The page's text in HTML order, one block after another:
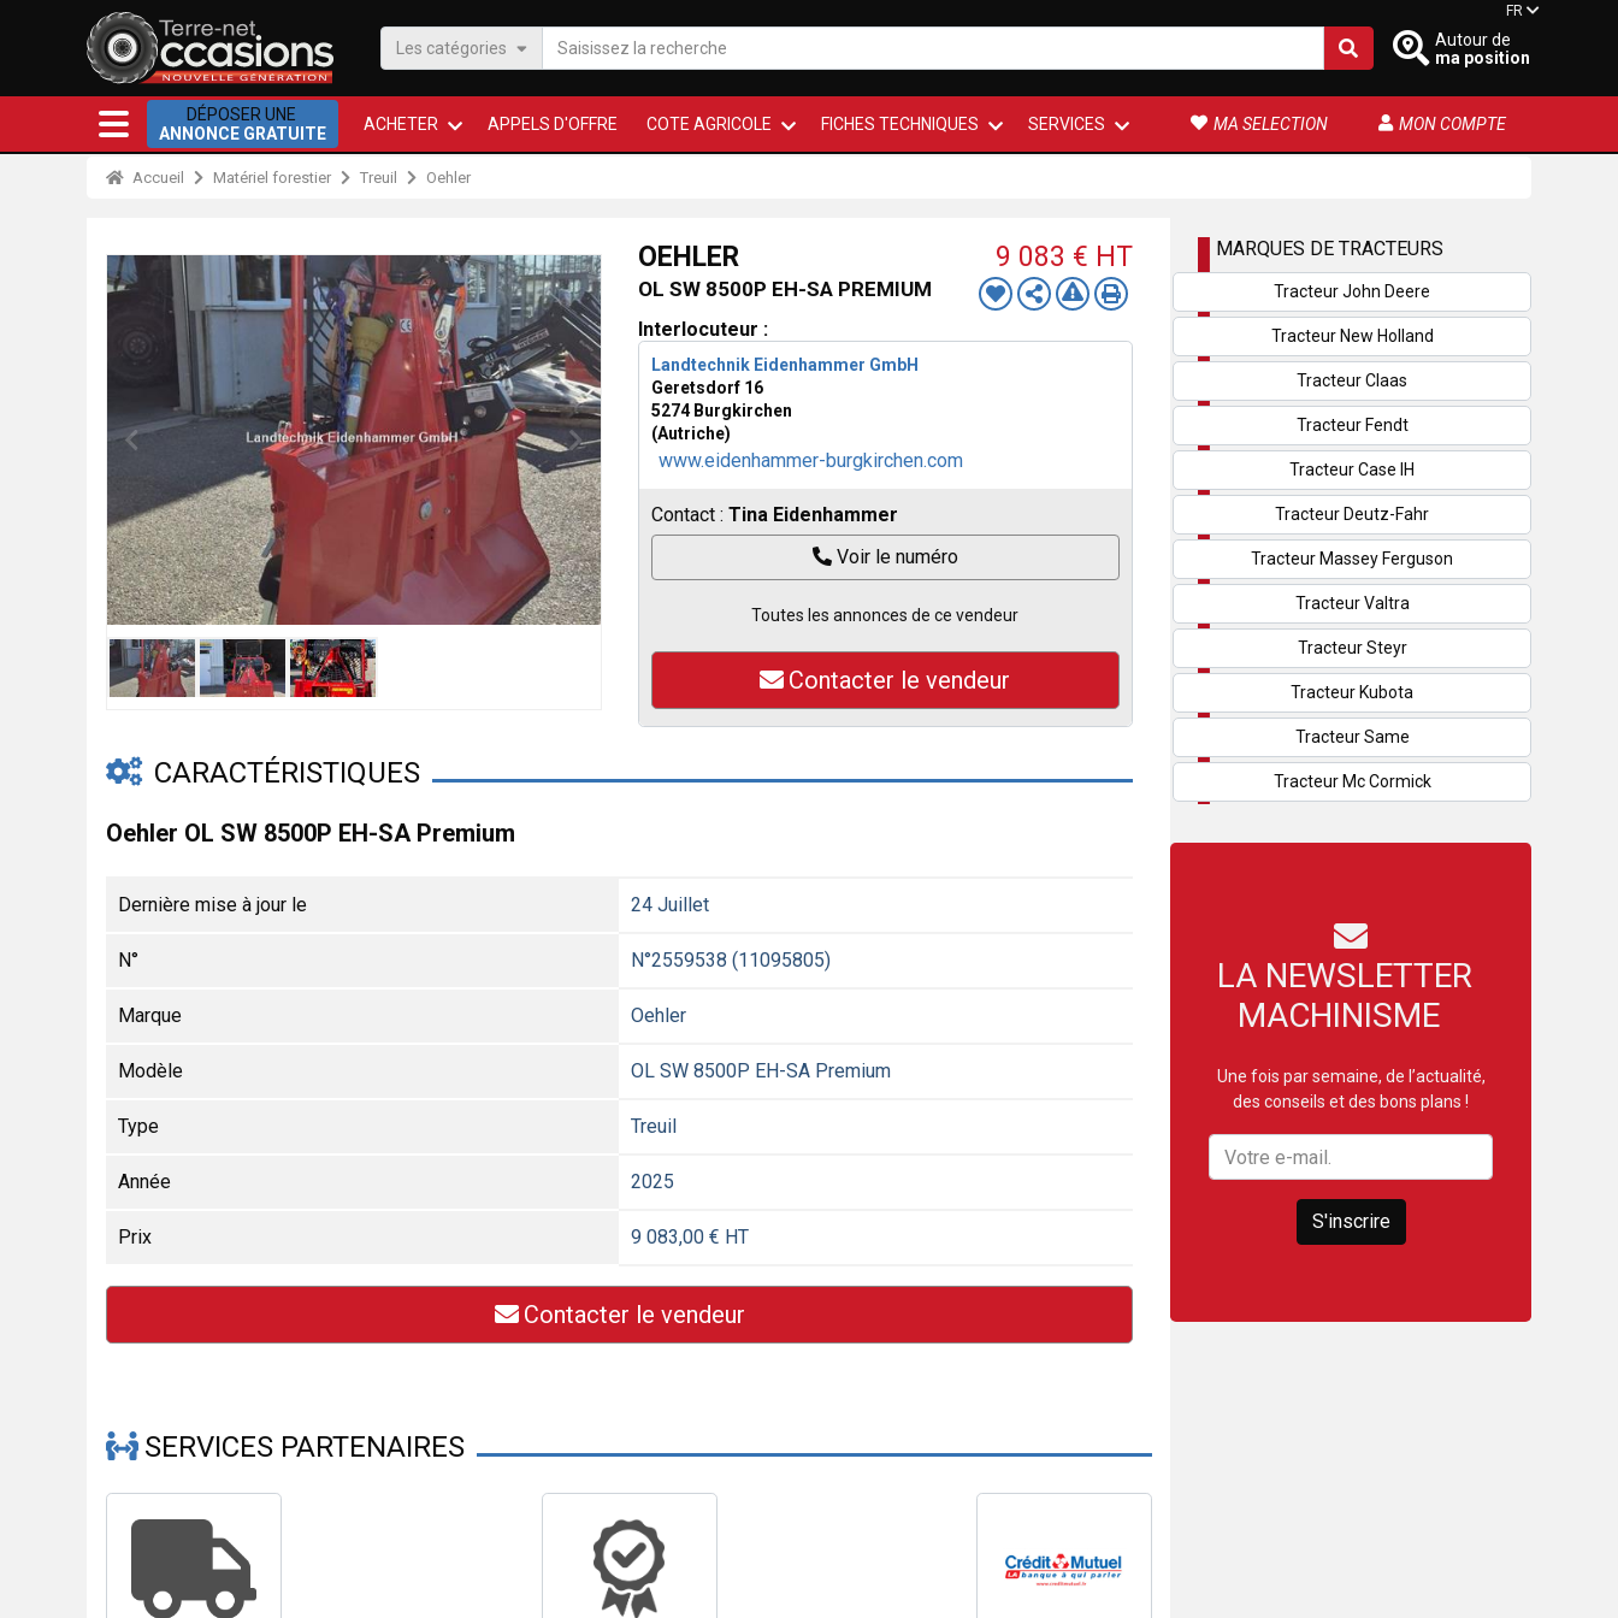
Les catégories
Autour de
ma position
FR
DÉPOSER UNE
ANNONCE GRATUITE
ACHETER APPELS D'OFFRE COTE AGRICOLE FICHES TECHNIQUES SERVICES MA SELECTION MON COMPTE
Accueil Matériel forestier Treuil Oehler
OEHLER
OL SW 8500P EH-SA PREMIUM
9 083 € HT
Interlocuteur :
Landtechnik Eidenhammer GmbH
Geretsdorf 16
5274 Burgkirchen
(Autriche)
www.eidenhammer-burgkirchen.com
Contact : Tina Eidenhammer
Voir le numéro
Toutes les annonces de ce vendeur
Contacter le vendeur
CARACTÉRISTIQUES
Oehler OL SW 8500P EH-SA Premium
Dernière mise à jour le 24 Juillet
N° N°2559538 (11095805)
Marque Oehler
Modèle OL SW 8500P EH-SA Premium
Type Treuil
Année 2025
Prix 9 083,00 € HT
Contacter le vendeur
SERVICES PARTENAIRES
MARQUES DE TRACTEURS
Tracteur John Deere
Tracteur New Holland
Tracteur Claas
Tracteur Fendt
Tracteur Case IH
Tracteur Deutz-Fahr
Tracteur Massey Ferguson
Tracteur Valtra
Tracteur Steyr
Tracteur Kubota
Tracteur Same
Tracteur Mc Cormick
LA NEWSLETTER
MACHINISME
Une fois par semaine, de l’actualité,
des conseils et des bons plans !
S'inscrire